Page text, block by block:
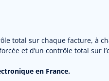
total sur chaque facture, à
et d’un contrôle total sur
en France.